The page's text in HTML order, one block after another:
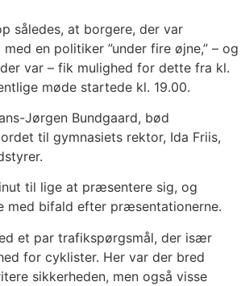
således, at borgere, der var
en politiker ”under fire øjne,” – og
var – fik mulighed for dette fra kl.
møde startede kl. 19.00.
Jørgen Bundgaard, bød
til gymnasiets rektor, Ida Friis,
til lige at præsentere sig, og
med bifald efter præsentationerne.
et par trafikspørgsmål, der især
for cyklister. Her var der bred
sikkerheden, men også visse